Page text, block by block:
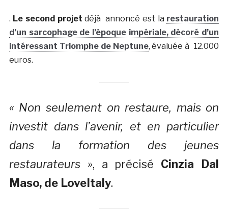
. Le second projet déjà annoncé est la restauration
d’un sarcophage de l’époque impériale, décoré d’un
intéressant Triomphe de Neptune, évaluée à 12.000
euros.
« Non seulement on restaure, mais on
investit dans l’avenir, et en particulier
dans la formation des jeunes
restaurateurs », a précisé Cinzia Dal
Maso, de LoveItaly.